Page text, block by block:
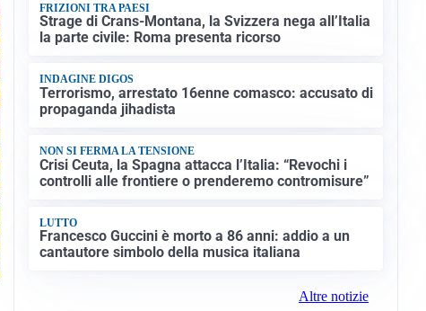
FRIZIONI TRA PAESI
Strage di Crans-Montana, la Svizzera nega all’Italia
la parte civile: Roma presenta ricorso
INDAGINE DIGOS
Terrorismo, arrestato 16enne comasco: accusato di
propaganda jihadista
NON SI FERMA LA TENSIONE
Crisi Ceuta, la Spagna attacca l’Italia: “Revochi i
controlli alle frontiere o prenderemo contromisure”
LUTTO
Francesco Guccini è morto a 86 anni: addio a un
cantautore simbolo della musica italiana
Altre notizie